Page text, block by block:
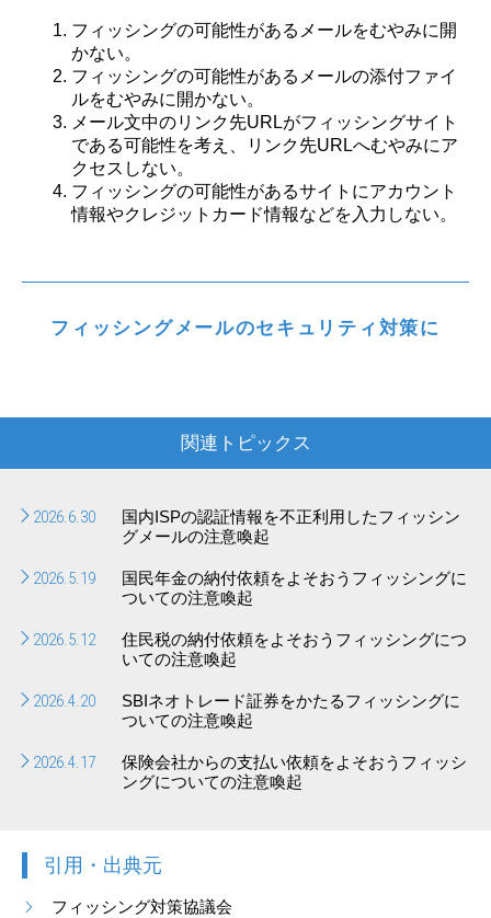
フィッシングの可能性があるメールをむやみに開
かない。
フィッシングの可能性があるメールの添付ファイ
ルをむやみに開かない。
メール文中のリンク先URLがフィッシングサイト
である可能性を考え、リンク先URLへむやみにア
クセスしない。
フィッシングの可能性があるサイトにアカウント
情報やクレジットカード情報などを入力しない。
フィッシングメールのセキュリティ対策に
関連トピックス
2026.6.30
国内ISPの認証情報を不正利用したフィッシン
グメールの注意喚起
2026.5.19
国民年金の納付依頼をよそおうフィッシングに
ついての注意喚起
2026.5.12
住民税の納付依頼をよそおうフィッシングにつ
いての注意喚起
2026.4.20
SBIネオトレード証券をかたるフィッシングに
ついての注意喚起
2026.4.17
保険会社からの支払い依頼をよそおうフィッシ
ングについての注意喚起
引用・出典元
フィッシング対策協議会